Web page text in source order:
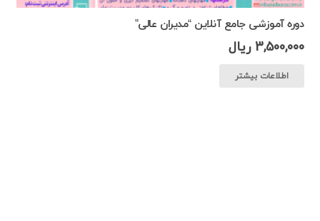
دوره آموزشی جامع آنلاین “مدیران عالی”
3,500,000 ریال
اطلاعات بیشتر